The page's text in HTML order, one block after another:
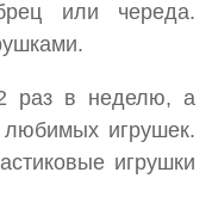
или череда.
раз в неделю, а
любимых игрушек.
игрушки